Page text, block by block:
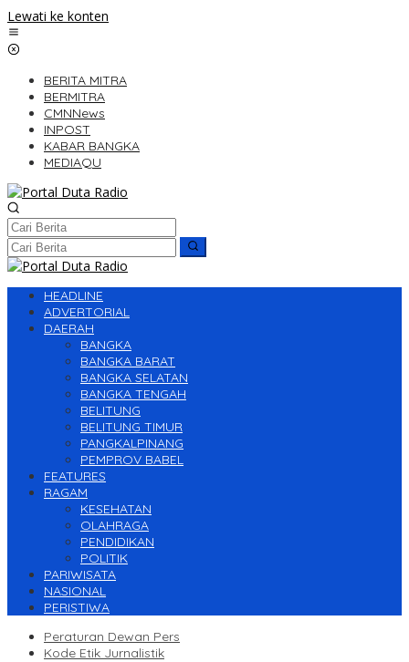
Lewati ke konten
BERITA MITRA
BERMITRA
CMNNews
INPOST
KABAR BANGKA
MEDIAQU
HEADLINE
ADVERTORIAL
DAERAH
BANGKA
BANGKA BARAT
BANGKA SELATAN
BANGKA TENGAH
BELITUNG
BELITUNG TIMUR
PANGKALPINANG
PEMPROV BABEL
FEATURES
RAGAM
KESEHATAN
OLAHRAGA
PENDIDIKAN
POLITIK
PARIWISATA
NASIONAL
PERISTIWA
Peraturan Dewan Pers
Kode Etik Jurnalistik